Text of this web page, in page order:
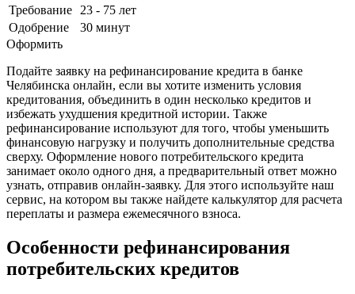
Требование
23 - 75 лет
Одобрение
30 минут
Оформить
Подайте заявку на рефинансирование кредита в банке
Челябинска онлайн, если вы хотите изменить условия
кредитования, объединить в один несколько кредитов и
избежать ухудшения кредитной истории. Также
рефинансирование используют для того, чтобы уменьшить
финансовую нагрузку и получить дополнительные средства
сверху. Оформление нового потребительского кредита
занимает около одного дня, а предварительный ответ можно
узнать, отправив онлайн-заявку. Для этого используйте наш
сервис, на котором вы также найдете калькулятор для расчета
переплаты и размера ежемесячного взноса.
Особенности рефинансирования
потребительских кредитов